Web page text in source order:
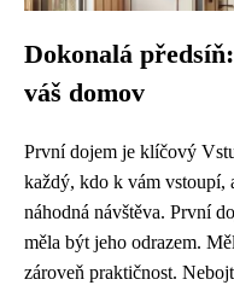
Dokonalá
váš domov
První dojem je klíčový
každý, kdo k vám vstoupí,
náhodná návštěva. První
měla být jeho odrazem.
zároveň praktičnost.